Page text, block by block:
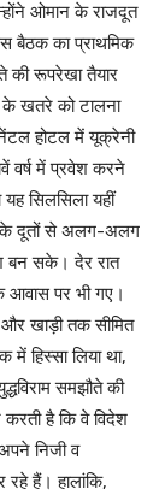
ओमान के राजदूत
बैठक का प्राथमिक
की रूपरेखा तैयार
के खतरे को टालना
होटल में यूक्रेनी
वर्ष में प्रवेश करने
सिलसिला यहीं
के दूतों से अलग-अलग
बन सके। देर रात
आवास पर भी गए।
खाड़ी तक सीमित
में हिस्सा लिया था,
समझौते की
करती है कि वे विदेश
निजी व
हैं। हालांकि,